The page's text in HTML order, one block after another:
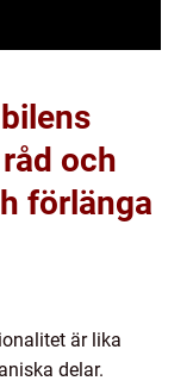
och
förlänga
är lika
delar.